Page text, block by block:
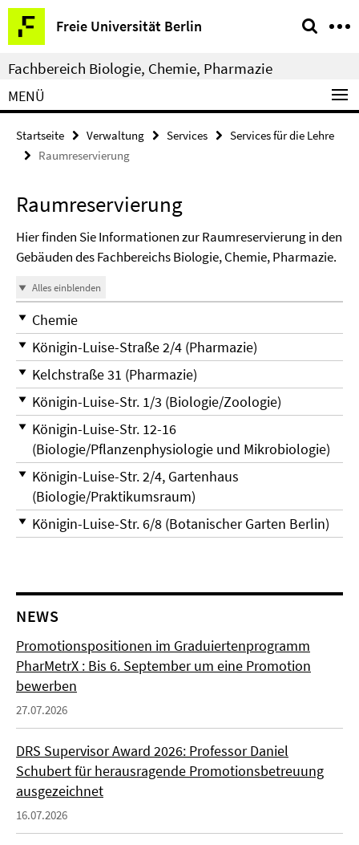
Springe
direkt
zu
Inhalt
Freie Universität Berlin
Service-
Navigation
Fachbereich Biologie, Chemie, Pharmazie
MENÜ
Startseite Verwaltung Services
Services für die Lehre
Raumreservierung
Raumreservierung
Hier finden Sie Informationen zur Raumreservierung in den
Gebäuden des Fachbereichs Biologie, Chemie, Pharmazie.
Alles einblenden
Chemie
Königin-Luise-Straße 2/4 (Pharmazie)
Kelchstraße 31 (Pharmazie)
Königin-Luise-Str. 1/3 (Biologie/Zoologie)
Königin-Luise-Str. 12-16
(Biologie/Pflanzenphysiologie und Mikrobiologie)
Königin-Luise-Str. 2/4, Gartenhaus
(Biologie/Praktikumsraum)
Königin-Luise-Str. 6/8 (Botanischer Garten Berlin)
NEWS
Promotionspositionen im Graduiertenprogramm
PharMetrX : Bis 6. September um eine Promotion
bewerben
27.07.2026
DRS Supervisor Award 2026: Professor Daniel
Schubert für herausragende Promotionsbetreuung
ausgezeichnet
16.07.2026